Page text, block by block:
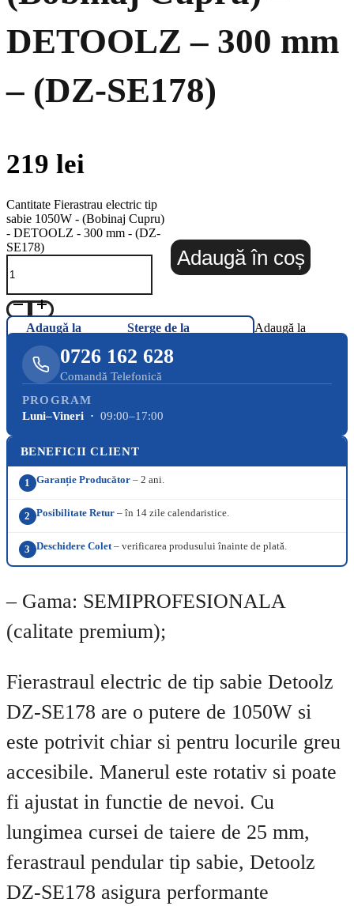
DETOOLZ – 300 mm
– (DZ-SE178)
219 lei
Cantitate Fierastrau electric tip
sabie 1050W - (Bobinaj Cupru)
- DETOOLZ - 300 mm - (DZ-
SE178)
Adaugă în coș
Adaugă la
Șterge de la
Adaugă la
0726 162 628
Comandă Telefonică
PROGRAM
Luni–Vineri · 09:00–17:00
BENEFICII CLIENT
1 Garanție Producător– 2 ani.
2 Posibilitate Retur– în 14 zile calendaristice.
3 Deschidere Colet– verificarea produsului înainte de plată.
– Gama: SEMIPROFESIONALA
(calitate premium);
Fierastraul electric de tip sabie Detoolz
DZ-SE178 are o putere de 1050W si
este potrivit chiar si pentru locurile greu
accesibile. Manerul este rotativ si poate
fi ajustat in functie de nevoi. Cu
lungimea cursei de taiere de 25 mm,
ferastraul pendular tip sabie, Detoolz
DZ-SE178 asigura performante